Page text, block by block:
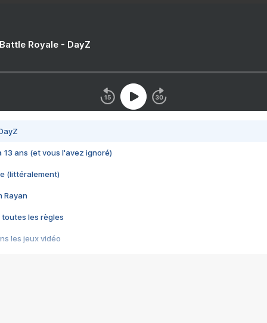
Royale - DayZ
13 ans (et vous l'avez ignoré)
(littéralement)
Rayan
toutes les règles
les jeux vidéo